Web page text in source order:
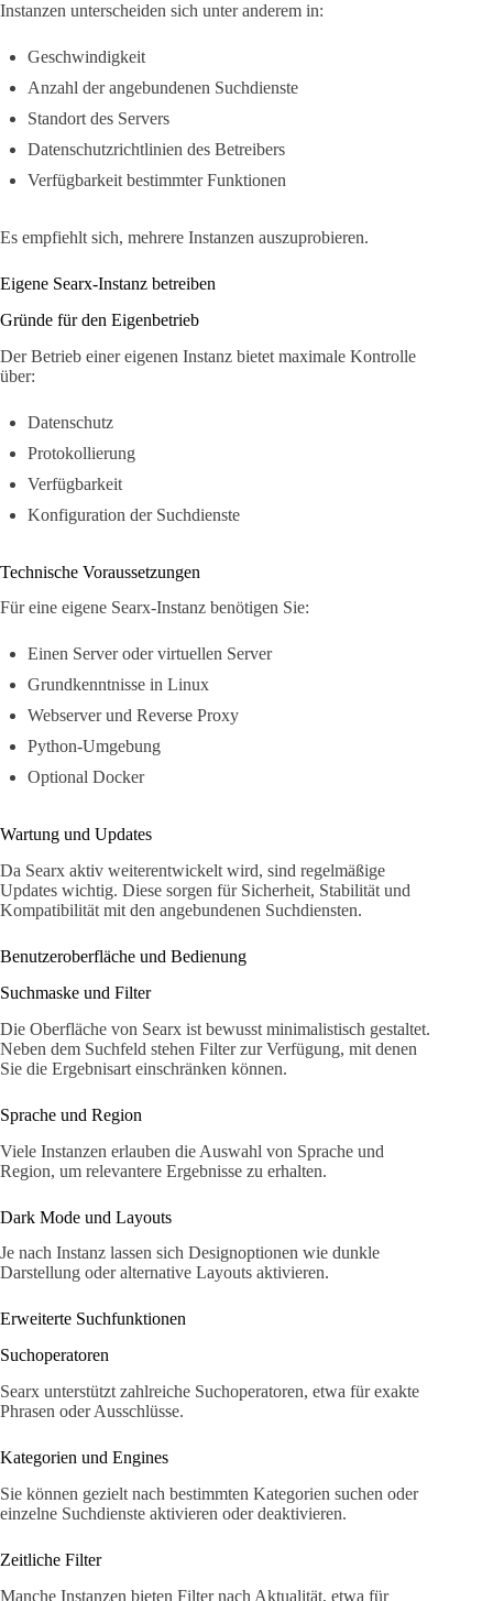
Instanzen unterscheiden sich unter anderem in:
Geschwindigkeit
Anzahl der angebundenen Suchdienste
Standort des Servers
Datenschutzrichtlinien des Betreibers
Verfügbarkeit bestimmter Funktionen
Es empfiehlt sich, mehrere Instanzen auszuprobieren.
Eigene Searx-Instanz betreiben
Gründe für den Eigenbetrieb
Der Betrieb einer eigenen Instanz bietet maximale Kontrolle
über:
Datenschutz
Protokollierung
Verfügbarkeit
Konfiguration der Suchdienste
Technische Voraussetzungen
Für eine eigene Searx-Instanz benötigen Sie:
Einen Server oder virtuellen Server
Grundkenntnisse in Linux
Webserver und Reverse Proxy
Python-Umgebung
Optional Docker
Wartung und Updates
Da Searx aktiv weiterentwickelt wird, sind regelmäßige
Updates wichtig. Diese sorgen für Sicherheit, Stabilität und
Kompatibilität mit den angebundenen Suchdiensten.
Benutzeroberfläche und Bedienung
Suchmaske und Filter
Die Oberfläche von Searx ist bewusst minimalistisch gestaltet.
Neben dem Suchfeld stehen Filter zur Verfügung, mit denen
Sie die Ergebnisart einschränken können.
Sprache und Region
Viele Instanzen erlauben die Auswahl von Sprache und
Region, um relevantere Ergebnisse zu erhalten.
Dark Mode und Layouts
Je nach Instanz lassen sich Designoptionen wie dunkle
Darstellung oder alternative Layouts aktivieren.
Erweiterte Suchfunktionen
Suchoperatoren
Searx unterstützt zahlreiche Suchoperatoren, etwa für exakte
Phrasen oder Ausschlüsse.
Kategorien und Engines
Sie können gezielt nach bestimmten Kategorien suchen oder
einzelne Suchdienste aktivieren oder deaktivieren.
Zeitliche Filter
Manche Instanzen bieten Filter nach Aktualität, etwa für